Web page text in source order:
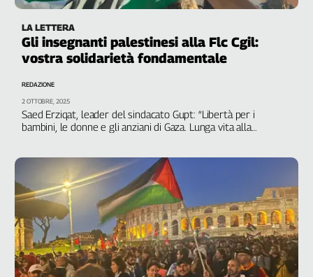
LA LETTERA
Gli insegnanti palestinesi alla Flc Cgil:
vostra solidarietà fondamentale
Saed Erziqat, leader del sindacato Gupt: “Libertà per i
bambini, le donne e gli anziani di Gaza. Lunga vita alla
REDAZIONE
2 OTTOBRE, 2025